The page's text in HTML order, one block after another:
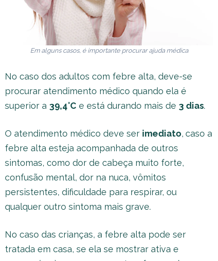
Em alguns casos, é importante procurar ajuda médica
No caso dos adultos com febre alta, deve-se
procurar atendimento médico quando ela é
superior a 39,4°C e está durando mais de 3 dias.
O atendimento médico deve ser imediato, caso a
febre alta esteja acompanhada de outros
sintomas, como dor de cabeça muito forte,
confusão mental, dor na nuca, vômitos
persistentes, dificuldade para respirar, ou
qualquer outro sintoma mais grave.
No caso das crianças, a febre alta pode ser
tratada em casa, se ela se mostrar ativa e